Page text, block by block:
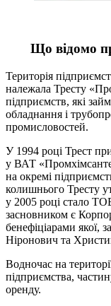
Що відомо
Територія
належала Тресту
підприємств, які
обладнання і
промисловостей.
У 1994 році Трест
у ВАТ
на окремі
колишнього Тресту
у 2005 році стало
засновником є
бенефіціарами якої,
Ніронович та
Водночас на
підприємства,
оренду.